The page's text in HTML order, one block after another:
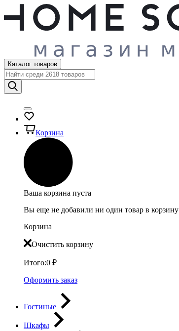
Каталог товаров
Корзина
Ваша корзина пуста
Вы еще не добавили ни один товар в корзину
Корзина
Очистить корзину
Итого:0 ₽
Оформить заказ
Гостиные
Шкафы